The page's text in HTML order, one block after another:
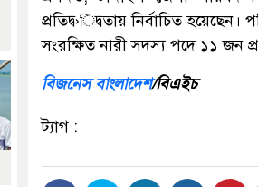
প্রতিদ্ব›িদ্বতায় নির্বাচিত
সংরক্ষিত নারী সদস্য পদে ১১ জন
বিজনেস বাংলাদেশ/বিএইচ
ট্যাগ :